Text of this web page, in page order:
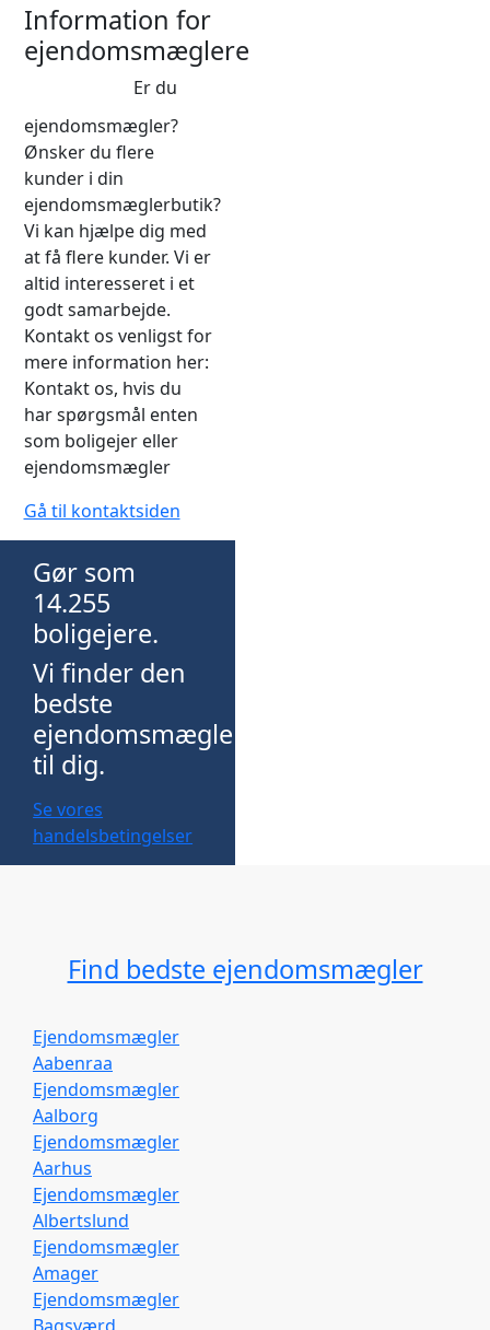
Information for
ejendomsmæglere
Er du
ejendomsmægler?
Ønsker du flere
kunder i din
ejendomsmæglerbutik?
Vi kan hjælpe dig med
at få flere kunder. Vi er
altid interesseret i et
godt samarbejde.
Kontakt os venligst for
mere information her:
Kontakt os, hvis du
har spørgsmål enten
som boligejer eller
ejendomsmægler
Gå til kontaktsiden
Gør som
14.255
boligejere.
Vi finder den
bedste
ejendomsmægler
til dig.
Se vores
handelsbetingelser
Find bedste ejendomsmægler
Ejendomsmægler
Aabenraa
Ejendomsmægler
Aalborg
Ejendomsmægler
Aarhus
Ejendomsmægler
Albertslund
Ejendomsmægler
Amager
Ejendomsmægler